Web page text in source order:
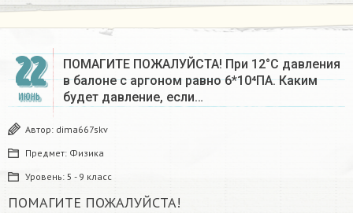
22
ИЮНЬ
ПОМАГИТЕ ПОЖАЛУЙСТА! При 12°С давления
в балоне с аргоном равно 6*10⁴ПА. Каким
будет давление, если…
Автор: dima667skv
Предмет: Физика
Уровень: 5 - 9 класс
ПОМАГИТЕ ПОЖАЛУЙСТА!